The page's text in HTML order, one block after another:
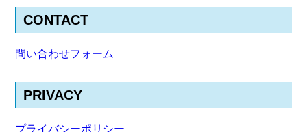
CONTACT
問い合わせフォーム
PRIVACY
プライバシーポリシー